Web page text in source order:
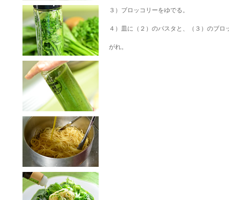
３）ブロッコリーをゆでる。
４）皿に（２）のパスタと、（３）のブ
がれ。